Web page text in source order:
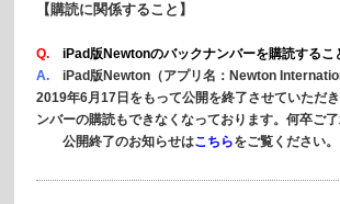
【購読に関係すること】
Q.
iPad版Newtonのバックナンバーを購読するこ
A.
iPad版Newton（アプリ名：Newton
2019年6月17日をもって公開を終了させていただ
ンバーの購読もできなくなっております。何卒ご了
公開終了のお知らせはこちらをご覧ください。